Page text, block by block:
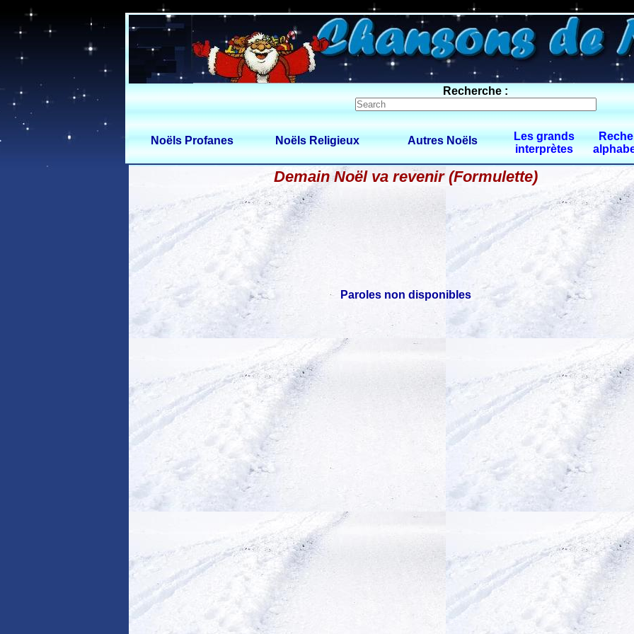
0 $limitbot 1 $limittot 2
Recherche :
Noëls Profanes Noëls Religieux Autres Noëls
Les grands
interprètes
Demain Noël va revenir (Formulette)
Paroles non disponibles